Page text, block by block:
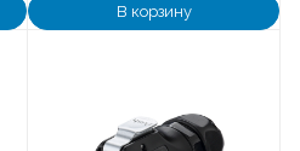
В корзину